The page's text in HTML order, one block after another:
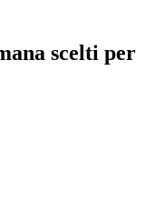
scelti per